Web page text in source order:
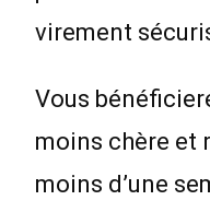
virement
Vous
moins chère et
moins d’une